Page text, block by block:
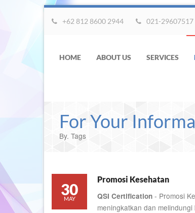
+62 812 8600 2944 021-29607517
HOME ABOUT US SERVICES
For Your
By. Tags
30
MAY
Promosi Kesehatan
QSI Certification - Promosi
meningkatkan dan